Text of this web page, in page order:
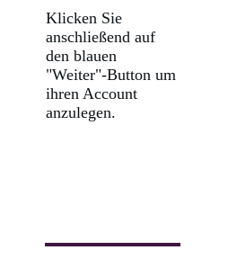
Klicken Sie
anschließend auf
den blauen
"Weiter"-Button um
ihren Account
anzulegen.